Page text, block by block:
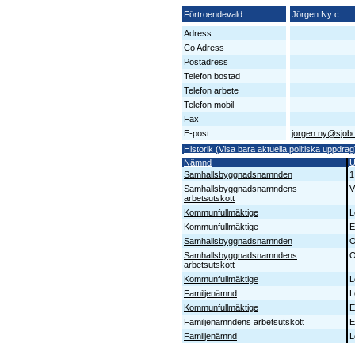
Förtroendevald
Jörgen Ny c
Adress
Co Adress
Postadress
Telefon bostad
Telefon arbete
Telefon mobil
Fax
E-post
Historik (Visa bara aktuella politiska
Nämnd
Samhallsbyggnadsnamnden
Samhallsbyggnadsnamndens
arbetsutskott
Kommunfullmäktige
Kommunfullmäktige
Samhallsbyggnadsnamnden
Samhallsbyggnadsnamndens
arbetsutskott
Kommunfullmäktige
Familjenämnd
Kommunfullmäktige
Familjenämndens arbetsutskott
Familjenämnd